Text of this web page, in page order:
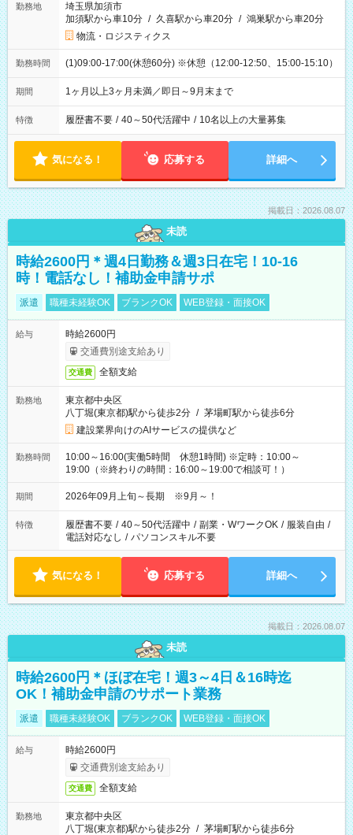
勤務地
埼玉県加須市
加須駅から車10分 / 久喜駅から車20分 / 鴻巣駅から車20分
物流・ロジスティクス
勤務時間 (1)09:00-17:00(休憩60分) ※休憩（12:00-12:50、15:00-15:10）
期間 1ヶ月以上3ヶ月未満／即日～9月末まで
特徴 履歴書不要 / 40～50代活躍中 / 10名以上の大量募集
気になる！ 応募する 詳細へ
掲載日：2026.08.07
未読
時給2600円＊週4日勤務＆週3日在宅！10-16
時！電話なし！補助金申請サポ
派遣 職種未経験OK ブランクOK WEB登録・面接OK
給与
時給2600円
交通費別途支給あり
交通費 全額支給
勤務地
東京都中央区
八丁堀(東京都)駅から徒歩2分 / 茅場町駅から徒歩6分
建設業界向けのAIサービスの提供など
勤務時間
10:00～16:00(実働5時間 休憩1時間) ※定時：10:00～
19:00（※終わりの時間：16:00～19:00で相談可！）
期間 2026年09月上旬～長期 ※9月～！
特徴 履歴書不要 / 40～50代活躍中 / 副業・WワークOK / 服装自由 /
電話対応なし / パソコンスキル不要
気になる！ 応募する 詳細へ
掲載日：2026.08.07
未読
時給2600円＊ほぼ在宅！週3～4日＆16時迄
OK！補助金申請のサポート業務
派遣 職種未経験OK ブランクOK WEB登録・面接OK
給与
時給2600円
交通費別途支給あり
交通費 全額支給
勤務地
東京都中央区
八丁堀(東京都)駅から徒歩2分 / 茅場町駅から徒歩6分